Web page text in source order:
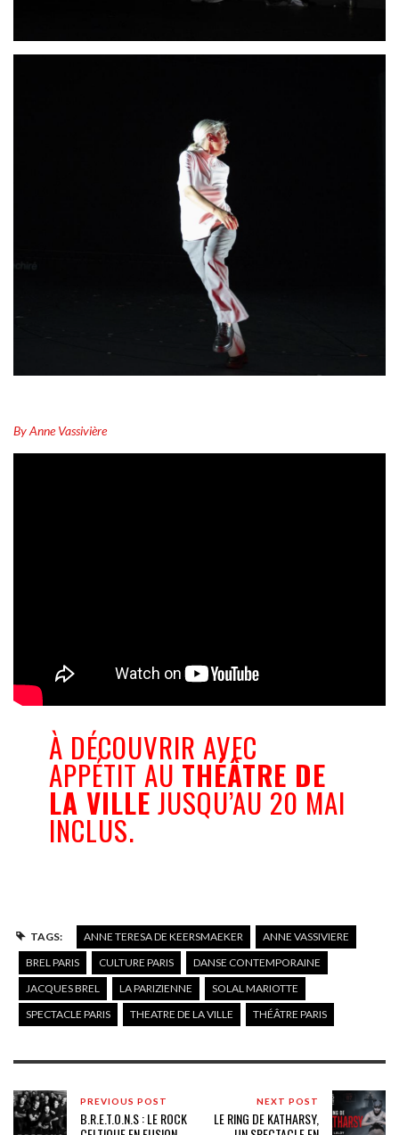
By Anne Vassivière
À DÉCOUVRIR AVEC
APPÉTIT AU THÉÂTRE DE
LA VILLEJUSQU’AU 20 MAI
INCLUS.
TAGS: ANNE TERESA DE KEERSMAEKER
ANNE VASSIVIERE
BREL PARIS
CULTURE PARIS
DANSE CONTEMPORAINE
JACQUES BREL
LA PARIZIENNE
SOLAL MARIOTTE
SPECTACLE PARIS
THEATRE DE LA VILLE THÉÂTRE PARIS
PREVIOUS POST
B.R.E.T.O.N.S : LE ROCK
NEXT POST
LE RING DE KATHARSY,